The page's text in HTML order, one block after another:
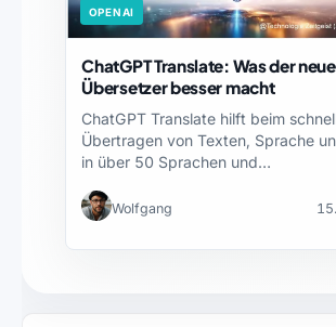
OPENAI
ChatGPT Translate: Was der neue
Übersetzer besser macht
ChatGPT Translate hilft beim
Übertragen von Texten, Sprache
in über 50 Sprachen und…
Wolfgang